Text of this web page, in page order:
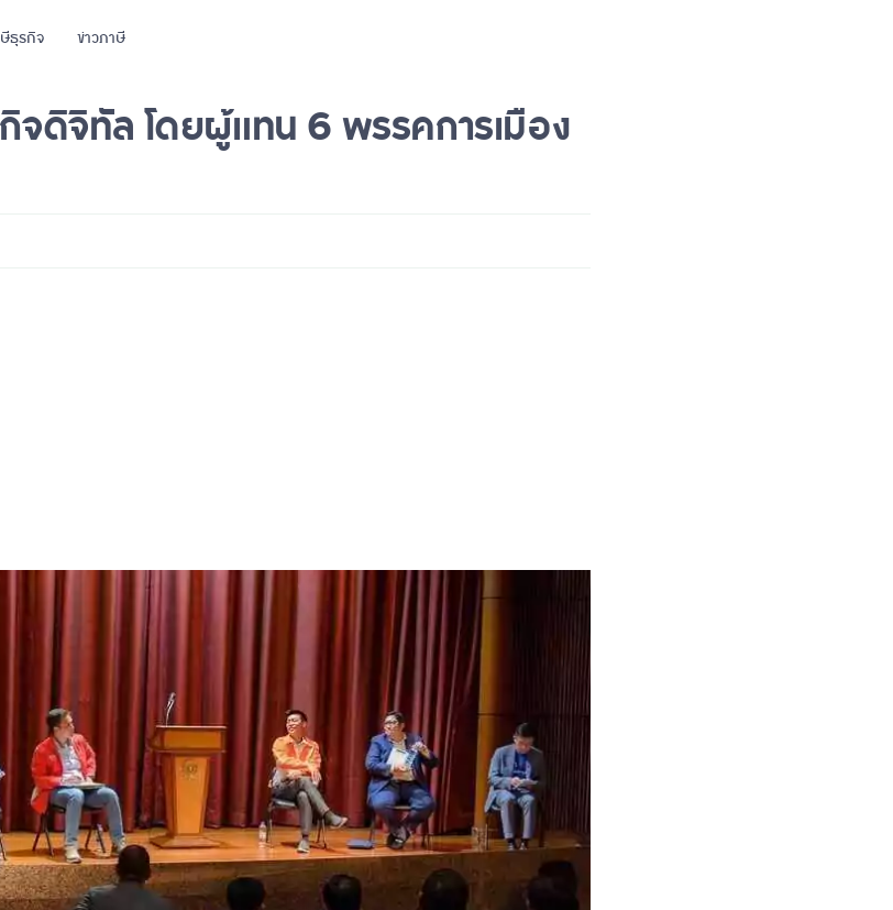
ธุรกิจ ข่าวภาษี
จดิจิทัล โดยผู้แทน 6 พรรคการเมือง